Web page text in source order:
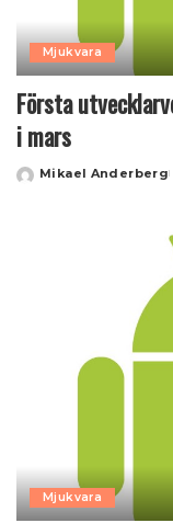
Mjukvara
Första
i mars
Posted
Mikael Anderberg
Mjukvara